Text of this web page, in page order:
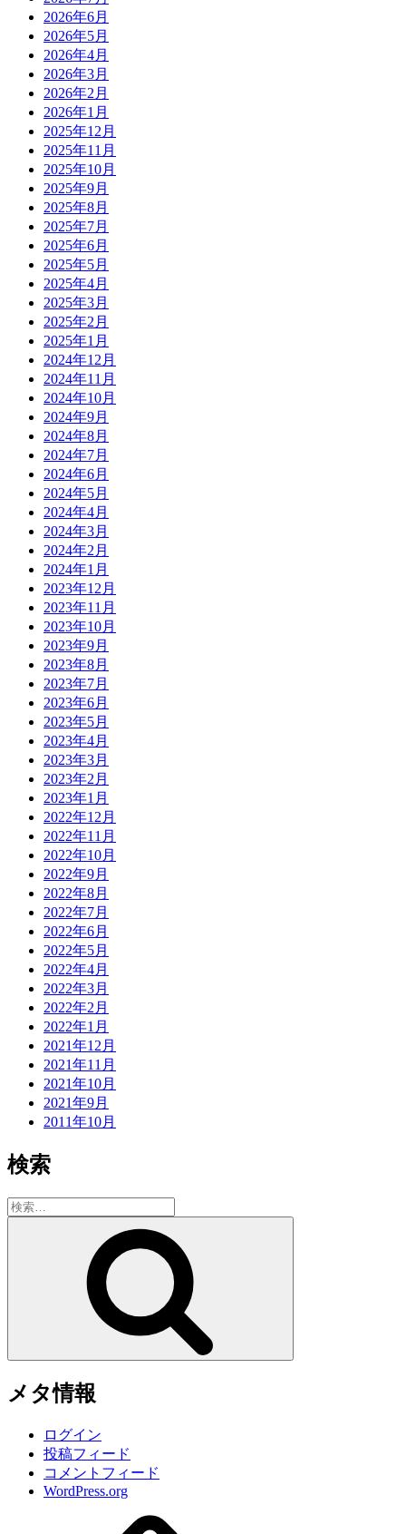
2026年6月
2026年5月
2026年4月
2026年3月
2026年2月
2026年1月
2025年12月
2025年11月
2025年10月
2025年9月
2025年8月
2025年7月
2025年6月
2025年5月
2025年4月
2025年3月
2025年2月
2025年1月
2024年12月
2024年11月
2024年10月
2024年9月
2024年8月
2024年7月
2024年6月
2024年5月
2024年4月
2024年3月
2024年2月
2024年1月
2023年12月
2023年11月
2023年10月
2023年9月
2023年8月
2023年7月
2023年6月
2023年5月
2023年4月
2023年3月
2023年2月
2023年1月
2022年12月
2022年11月
2022年10月
2022年9月
2022年8月
2022年7月
2022年6月
2022年5月
2022年4月
2022年3月
2022年2月
2022年1月
2021年12月
2021年11月
2021年10月
2021年9月
2011年10月
検索
検
索:
メタ情報
ログイン
投稿フィード
コメントフィード
WordPress.org